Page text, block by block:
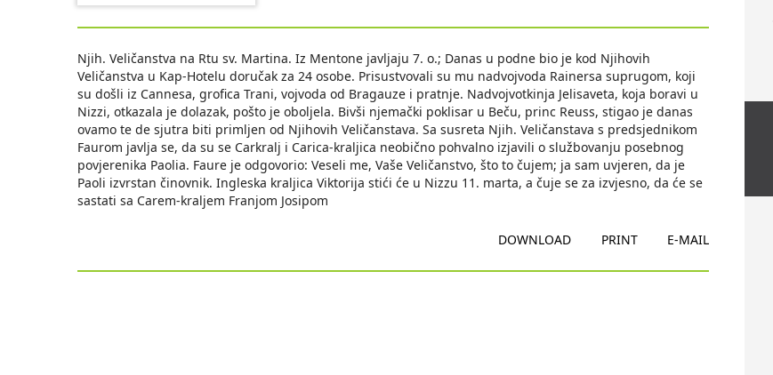
Njih. Veličanstva na Rtu sv. Martina. Iz Mentone javljaju 7. o.; Danas u podne bio je kod Njihovih
Veličanstva u Kap-Hotelu doručak za 24 osobe. Prisustvovali su mu nadvojvoda Rainersa suprugom, koji
su došli iz Cannesa, grofica Trani, vojvoda od Bragauze i pratnje. Nadvojvotkinja Jelisaveta, koja boravi u
Nizzi, otkazala je dolazak, pošto je oboljela. Bivši njemački poklisar u Beču, princ Reuss, stigao je danas
ovamo te de sjutra biti primljen od Njihovih Veličanstava. Sa susreta Njih. Veličanstava s predsjednikom
Faurom javlja se, da su se Carkralj i Carica-kraljica neobično pohvalno izjavili o službovanju posebnog
povjerenika Paolia. Faure je odgovorio: Veseli me, Vaše Veličanstvo, što to čujem; ja sam uvjeren, da je
Paoli izvrstan činovnik. Ingleska kraljica Viktorija stići će u Nizzu 11. marta, a čuje se za izvjesno, da će se
sastati sa Carem-kraljem Franjom Josipom
DOWNLOAD PRINT E-MAIL